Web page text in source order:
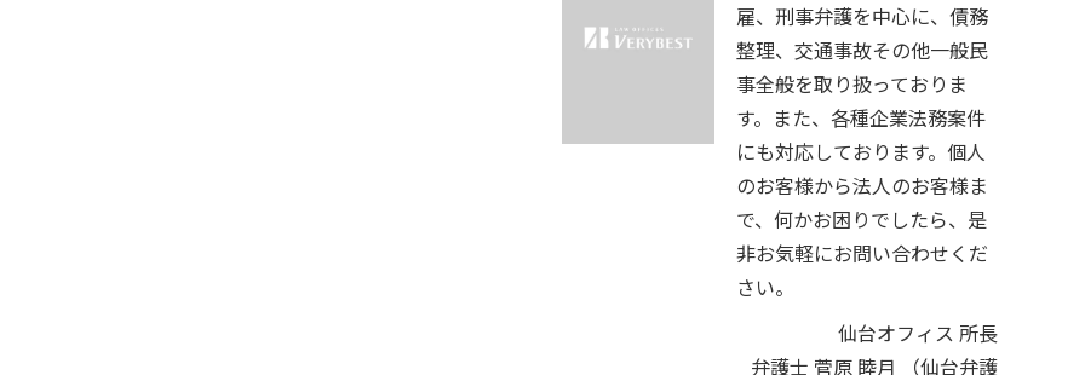
雇、刑事弁護を中心に、債務
整理、交通事故その他一般民
事全般を取り扱っておりま
す。また、各種企業法務案件
にも対応しております。個人
のお客様から法人のお客様ま
で、何かお困りでしたら、是
非お気軽にお問い合わせくだ
さい。
仙台オフィス 所長
弁護士 菅原 睦月
（仙台弁護